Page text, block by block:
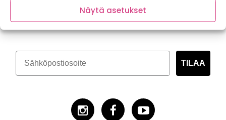
Näytä asetukset
Tilaa kasvispitoinen uutiskirje
TILAA